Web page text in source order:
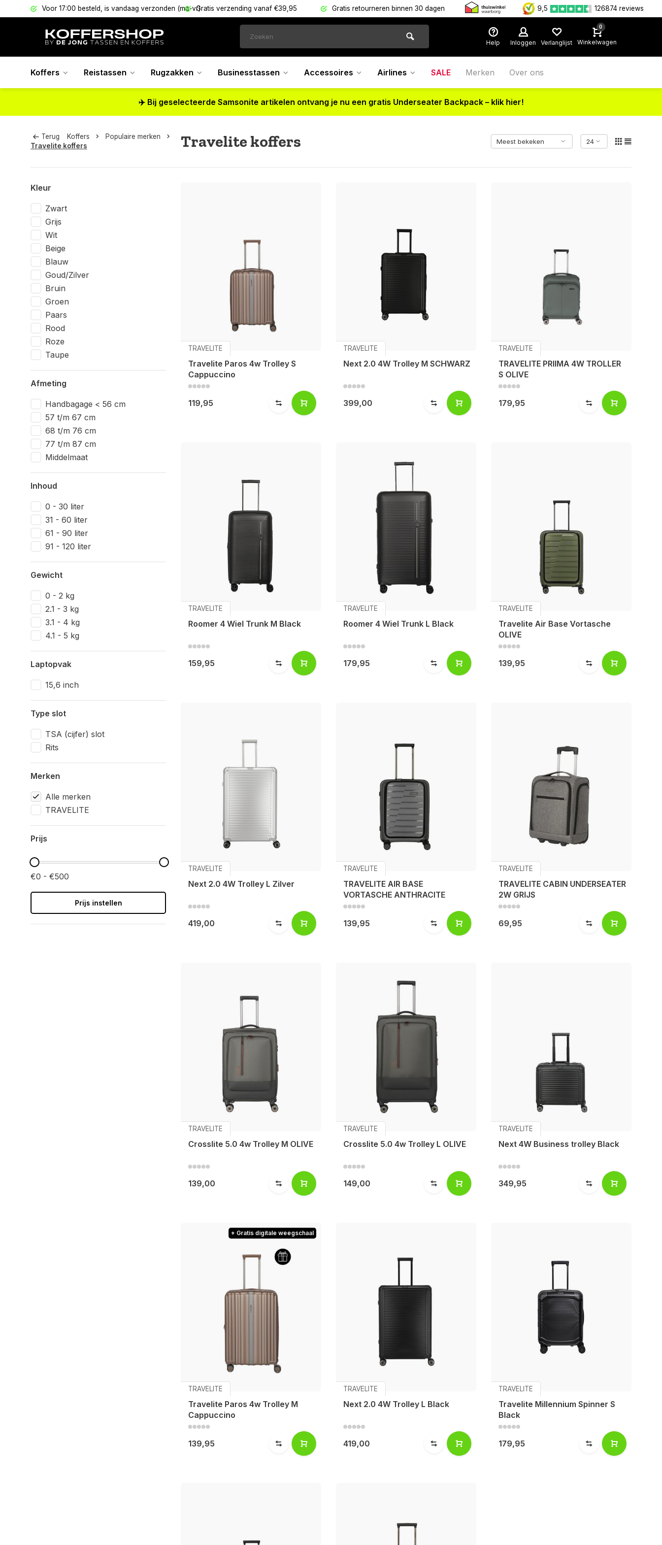
Voor 17:00 besteld, is vandaag verzonden (ma-vr)Gratis verzending vanaf €39,95 Gratis retourneren binnen 30 dagen 9,5 126874 reviews
Help Inloggen Verlanglijst
0
Winkelwagen
Koffers Reistassen Rugzakken Businesstassen Accessoires Airlines SALE Merken Over ons
✈️ Bij geselecteerde Samsonite artikelen ontvang je nu een gratis Underseater Backpack – klik hier!
Terug Koffers
Populaire merken
Travelite koffers
Travelite koffers
Kleur
Zwart
Grijs
Wit
Beige
Blauw
Goud/Zilver
Bruin
Groen
Paars
Rood
Roze
Taupe
Afmeting
Handbagage < 56 cm
57 t/m 67 cm
68 t/m 76 cm
77 t/m 87 cm
Middelmaat
Inhoud
0 - 30 liter
31 - 60 liter
61 - 90 liter
91 - 120 liter
Gewicht
0 - 2 kg
2.1 - 3 kg
3.1 - 4 kg
4.1 - 5 kg
Laptopvak
15,6 inch
Type slot
TSA (cijfer) slot
Rits
Merken
Alle merken
TRAVELITE
Prijs
€0 - €500
Prijs instellen
TRAVELITE
Travelite Paros 4w Trolley S
Cappuccino
119,95
TRAVELITE
Next 2.0 4W Trolley M SCHWARZ
399,00
TRAVELITE
TRAVELITE PRIIMA 4W TROLLER
S OLIVE
179,95
TRAVELITE
Roomer 4 Wiel Trunk M Black
159,95
TRAVELITE
Roomer 4 Wiel Trunk L Black
179,95
TRAVELITE
Travelite Air Base Vortasche
OLIVE
139,95
TRAVELITE
Next 2.0 4W Trolley L Zilver
419,00
TRAVELITE
TRAVELITE AIR BASE
VORTASCHE ANTHRACITE
139,95
TRAVELITE
TRAVELITE CABIN UNDERSEATER
2W GRIJS
69,95
TRAVELITE
Crosslite 5.0 4w Trolley M OLIVE
139,00
TRAVELITE
Crosslite 5.0 4w Trolley L OLIVE
149,00
TRAVELITE
Next 4W Business trolley Black
349,95
+ Gratis digitale weegschaal
TRAVELITE
Travelite Paros 4w Trolley M
Cappuccino
139,95
TRAVELITE
Next 2.0 4W Trolley L Black
419,00
TRAVELITE
Travelite Millennium Spinner S
Black
179,95